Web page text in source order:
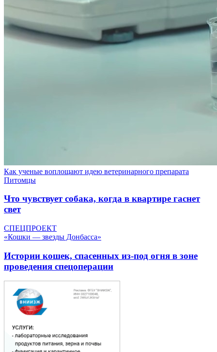
Как ученые воплощают идею ветеринарного препарата
Питомцы
Что чувствует собака, когда в квартире гаснет
свет
СПЕЦПРОЕКТ
«Кошки — звезды Донбасса»
Истории кошек, спасенных из-под огня в зоне
проведения спецоперации